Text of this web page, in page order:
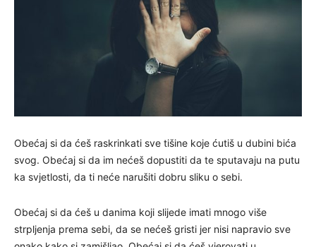
Obećaj si da ćeš raskrinkati sve tišine koje ćutiš u dubini bića
svog. Obećaj si da im nećeš dopustiti da te sputavaju na putu
ka svjetlosti, da ti neće narušiti dobru sliku o sebi.
Obećaj si da ćeš u danima koji slijede imati mnogo više
strpljenja prema sebi, da se nećeš gristi jer nisi napravio sve